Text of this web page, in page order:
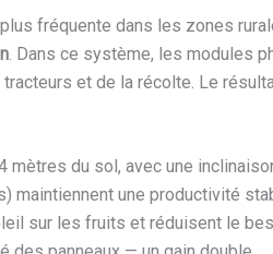
fréquente dans les zones
. Dans ce système, les modules
et de la récolte. Le
mètres du sol, avec une
maintiennent une productivité
sur les fruits et réduisent le